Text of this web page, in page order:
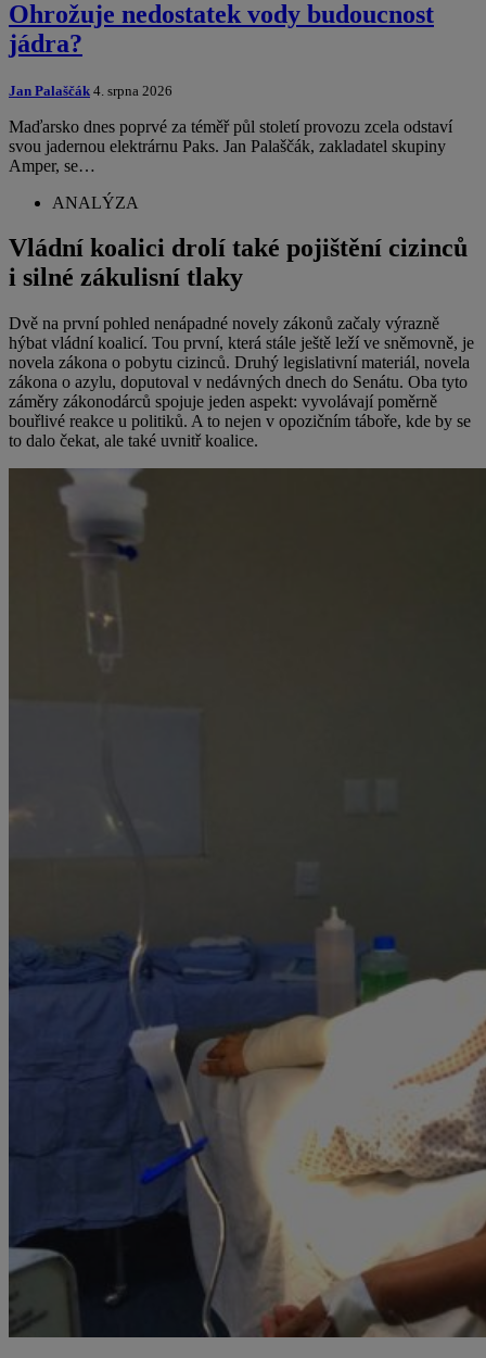
Ohrožuje nedostatek vody budoucnost
jádra?
Jan Palaščák 4. srpna 2026
Maďarsko dnes poprvé za téměř půl století provozu zcela odstaví
svou jadernou elektrárnu Paks. Jan Palaščák, zakladatel skupiny
Amper, se…
ANALÝZA
Vládní koalici drolí také pojištění cizinců
i silné zákulisní tlaky
Dvě na první pohled nenápadné novely zákonů začaly výrazně
hýbat vládní koalicí. Tou první, která stále ještě leží ve sněmovně, je
novela zákona o pobytu cizinců. Druhý legislativní materiál, novela
zákona o azylu, doputoval v nedávných dnech do Senátu. Oba tyto
záměry zákonodárců spojuje jeden aspekt: vyvolávají poměrně
bouřlivé reakce u politiků. A to nejen v opozičním táboře, kde by se
to dalo čekat, ale také uvnitř koalice.